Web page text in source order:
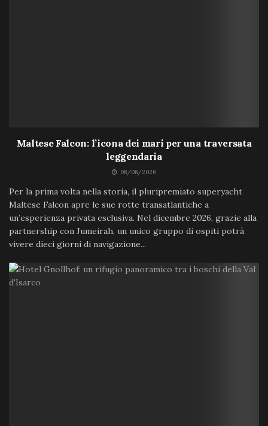
Maltese Falcon: l’icona dei mari per una traversata
leggendaria
08/08/2026
Per la prima volta nella storia, il pluripremiato superyacht
Maltese Falcon apre le sue rotte transatlantiche a
un’esperienza privata esclusiva. Nel dicembre 2026, grazie alla
partnership con Jumeirah, un unico gruppo di ospiti potrà
vivere dieci giorni di navigazione...